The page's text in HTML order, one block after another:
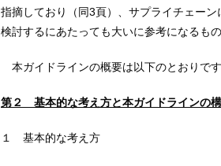
指摘しており（同3頁）、サプライチェー
検討するにあたっても大いに参考になるもの
本ガイドラインの概要は以下のとおりです
第２ 基本的な考え方と本ガイドラインの
１ 基本的な考え方